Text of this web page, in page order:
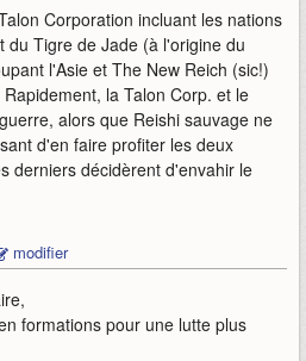
Corporation incluant les nations
du Tigre de Jade (à l'origine du
l'Asie et The New Reich (sic!)
la Talon Corp. et le
alors que Reishi sauvage ne
d'en faire profiter les deux
derniers décidèrent d'envahir le
modifier
formations pour une lutte plus